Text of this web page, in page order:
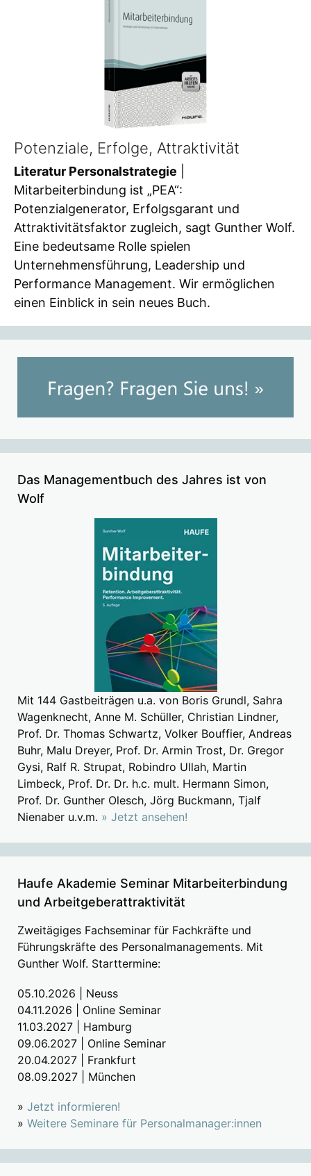
Potenziale, Erfolge, Attraktivität
Literatur Personalstrategie
Mitarbeiterbindung ist „PEA“:
Potenzialgenerator, Erfolgsgarant und
Attraktivitätsfaktor zugleich, sagt Gunther Wolf.
Eine bedeutsame Rolle spielen
Unternehmensführung, Leadership und
Performance Management. Wir ermöglichen
einen Einblick in sein neues Buch.
Das Managementbuch des Jahres ist von
Wolf
Mit 144 Gastbeiträgen u.a. von Boris Grundl, Sahra
Wagenknecht, Anne M. Schüller, Christian Lindner,
Prof. Dr. Thomas Schwartz, Volker Bouffier, Andreas
Buhr, Malu Dreyer, Prof. Dr. Armin Trost, Dr. Gregor
Gysi, Ralf R. Strupat, Robindro Ullah, Martin
Limbeck, Prof. Dr. Dr. h.c. mult. Hermann Simon,
Prof. Dr. Gunther Olesch, Jörg Buckmann, Tjalf
Nienaber u.v.m. » Jetzt ansehen!
Haufe Akademie Seminar Mitarbeiterbindung
und Arbeitgeberattraktivität
Zweitägiges Fachseminar für Fachkräfte und
Führungskräfte des Personalmanagements. Mit
Gunther Wolf. Starttermine:
05.10.2026 | Neuss
04.11.2026 | Online Seminar
11.03.2027 | Hamburg
09.06.2027 | Online Seminar
20.04.2027 | Frankfurt
08.09.2027 | München
» Jetzt informieren!
» Weitere Seminare für Personalmanager:innen